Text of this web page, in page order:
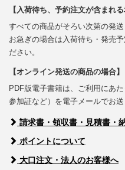
【入荷待ち、予約注文が含まれる
すべての商品がそろい次第の発送
お急ぎの場合は入荷待ち・発売
ださい。
【オンライン発送の商品の場合】
PDF版電子書籍は、ご利用にあ
参加証など）を電子メールでお送
請求書・領収書・見積書・
ポイントについて
大口注文・法人のお客様へ